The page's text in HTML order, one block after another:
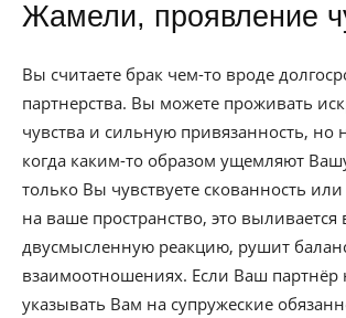
Жамели, проявление
Вы считаете брак чем-то вроде
партнерства. Вы можете проживать
чувства и сильную привязанность, но
когда каким-то образом ущемляют
только Вы чувствуете скованность или
на ваше пространство, это
двусмысленную реакцию, рушит
взаимоотношениях. Если Ваш партнёр
указывать Вам на супружеские